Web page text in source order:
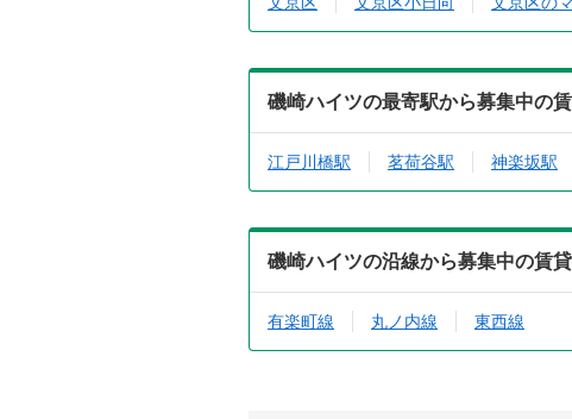
磯崎ハイツの最寄駅から募集中の
江戸川橋駅 茗荷谷駅 神楽坂駅
磯崎ハイツの沿線から募集中の賃
有楽町線 丸ノ内線 東西線